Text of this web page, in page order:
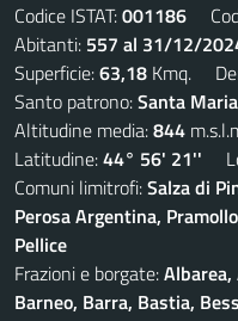
Codice ISTAT:001186
Abitanti: 557 al 31/12/
Superficie:63,18 Kmq.
Santo patrono:Santa
Altitudine media:844
Latitudine:44° 56' 21''
Comuni limitrofi:Salza di
Perosa Argentina,
Pellice
Frazioni e borgate:Albarea,
Barneo, Barra, Bastia,